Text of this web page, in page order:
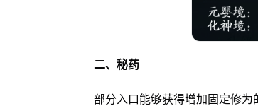
二、秘药
部分入口能够获得增加固定修